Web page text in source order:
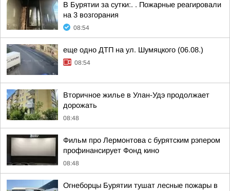
В Бурятии за сутки:. . Пожарные реагировали
на 3 возгорания
08:54
еще одно ДТП на ул. Шумяцкого (06.08.)
08:54
Вторичное жилье в Улан-Удэ продолжает
дорожать
08:48
Фильм про Лермонтова с бурятским рэпером
профинансирует Фонд кино
08:48
Огнеборцы Бурятии тушат лесные пожары в